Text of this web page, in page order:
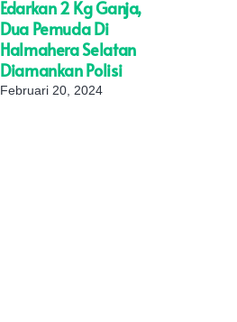
Edarkan 2 Kg Ganja,
Dua Pemuda Di
Halmahera Selatan
Diamankan Polisi
Februari 20, 2024